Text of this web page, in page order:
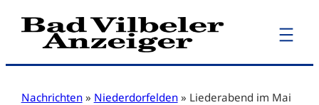
Zum
Inhalt
Nachrichten » Niederdorfelden » Liederabend im Mai